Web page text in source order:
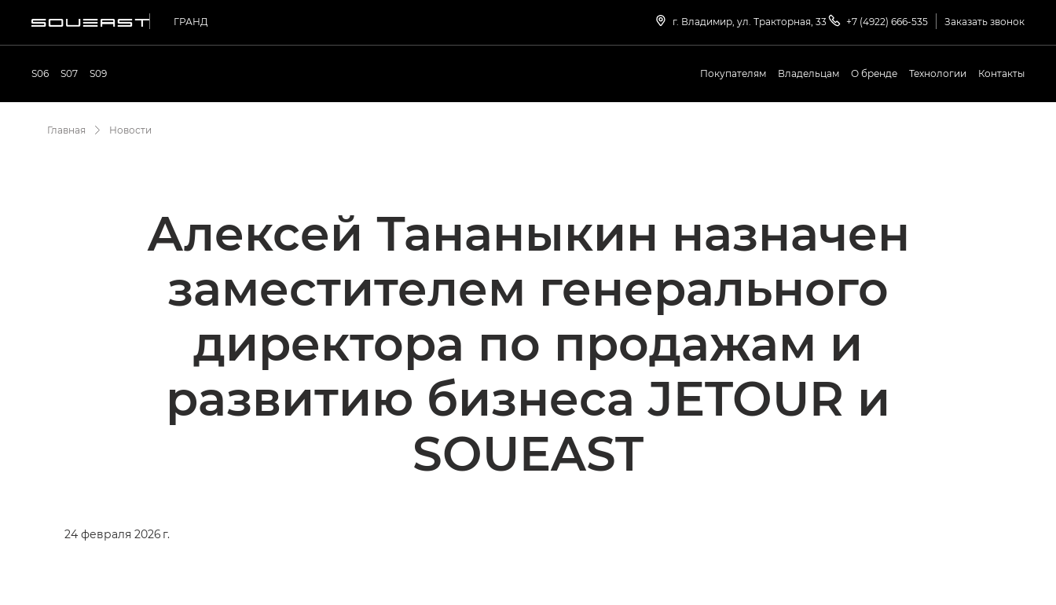
ГРАНД г. Владимир, ул. Тракторная, 33 +7 (4922) 666-535 Заказать звонок
S06 S07 S09 Покупателям Владельцам О бренде Технологии Контакты
Главная Новости
Алексей Тананыкин назначен
заместителем генерального
директора по продажам и
развитию бизнеса JETOUR и
SOUEAST
24 февраля 2026 г.